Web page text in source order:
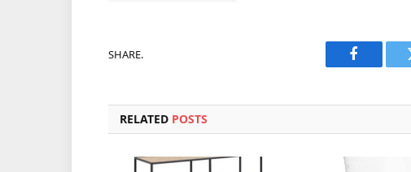
SHARE.
Facebook
RELATED POSTS